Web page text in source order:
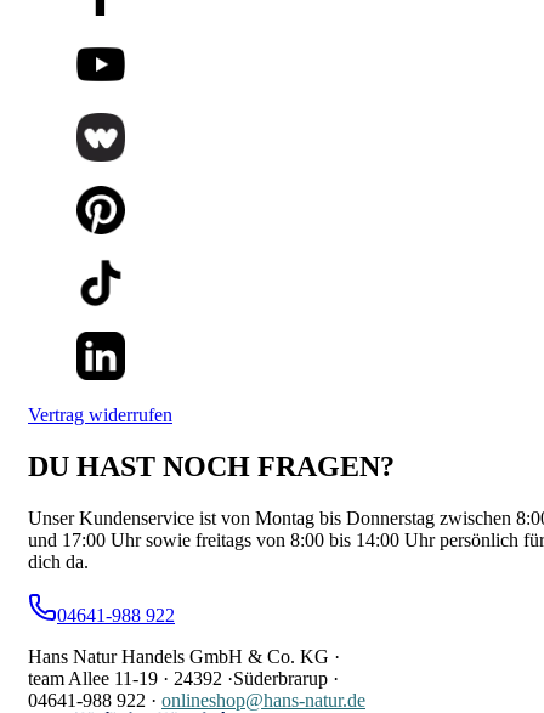
Vertrag widerrufen
DU HAST NOCH FRAGEN?
Unser Kundenservice ist von Montag bis Donnerstag zwischen
und 17:00 Uhr sowie freitags von 8:00 bis 14:00 Uhr persönlich für
dich da.
04641-988 922
Hans Natur Handels GmbH & Co. KG ·
team Allee 11-19 · 24392 ·Süderbrarup ·
04641-988 922 · onlineshop@hans-natur.de